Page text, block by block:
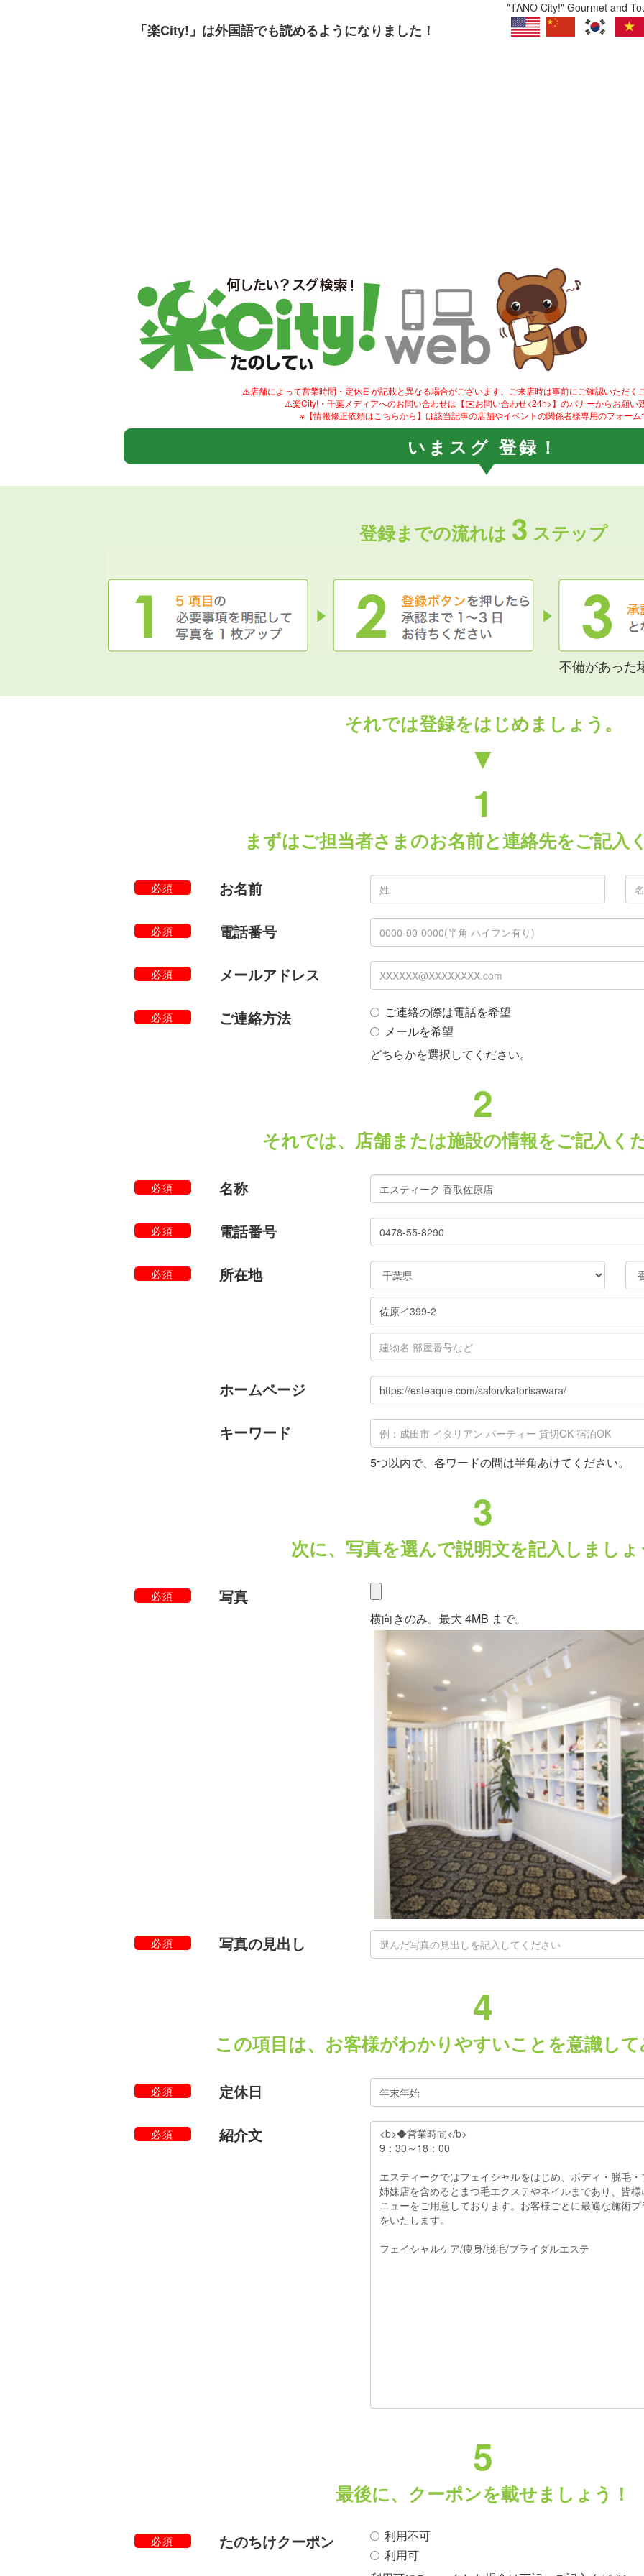
「楽City!」は外国語でも読めるようになりました！
"TANO City!" Gourmet and
⚠️店舗によって営業時間・定休日が記載と異なる場合がございます。ご来店時は事前にご確認いただく
⚠️楽City!・千葉メディアへのお問い合わせは【✉️お問い合わせ<24h>】のバナーからお願い
※【情報修正依頼はこちらから】は該当記事の店舗やイベントの関係者様専用のフォーム
いまスグ 登録！
登録までの流れは 3 ステップ
不備があった
それでは登録をはじめましょう。
▼
1
まずはご担当者さまのお名前と連絡先をご記入
必須 お名前
必須 電話番号
必須 メールアドレス
必須 ご連絡方法
ご連絡の際は電話を希望
メールを希望
どちらかを選択してください。
2
それでは、店舗または施設の情報をご記入く
必須 名称
必須 電話番号
必須 所在地
ホームページ
キーワード
5つ以内で、各ワードの間は半角あけてください。
3
次に、写真を選んで説明文を記入しまし
必須 写真
横向きのみ。最大 4MB まで。
必須 写真の見出し
4
この項目は、お客様がわかりやすいことを意識し
必須 定休日
必須 紹介文
5
最後に、クーポンを載せましょう！
必須 たのちけクーポン
利用不可
利用可